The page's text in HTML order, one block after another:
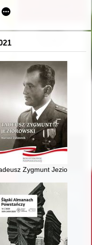
Collegium Medicum UMK
lata 1959-2020
Zygmunt Jeziorowski